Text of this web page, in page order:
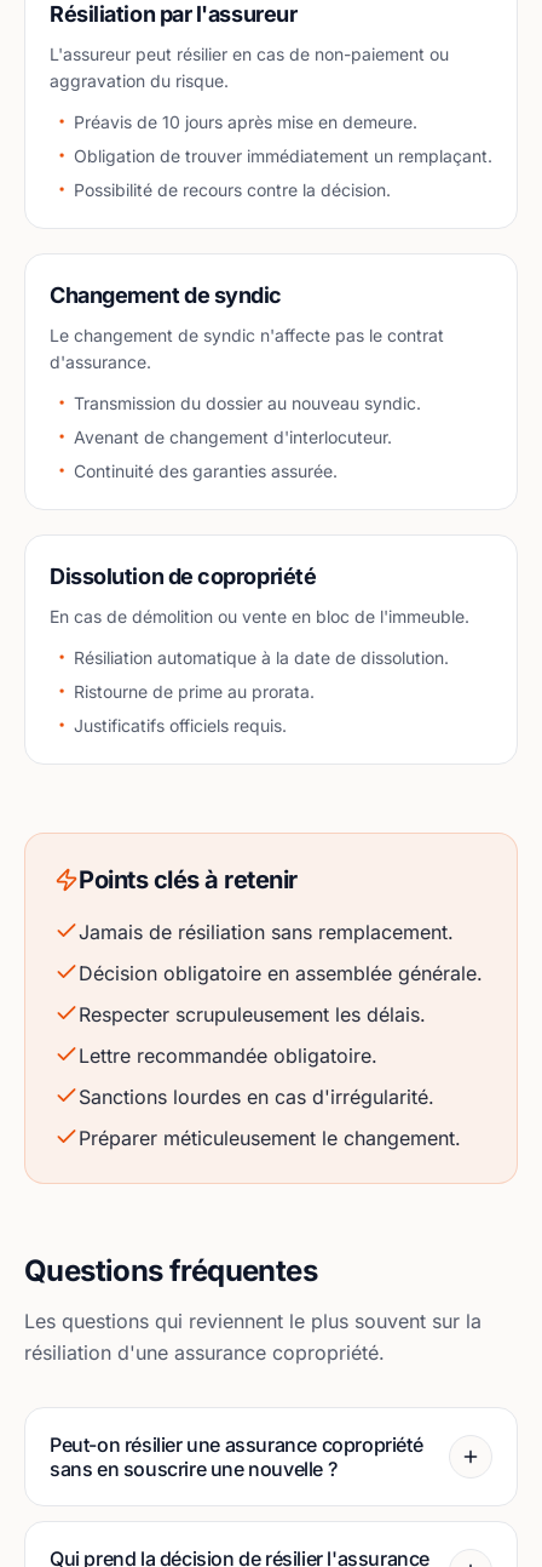
Résiliation par l'assureur
L'assureur peut résilier en cas de non-paiement ou
aggravation du risque.
Préavis de 10 jours après mise en demeure.
Obligation de trouver immédiatement un remplaçant.
Possibilité de recours contre la décision.
Changement de syndic
Le changement de syndic n'affecte pas le contrat
d'assurance.
Transmission du dossier au nouveau syndic.
Avenant de changement d'interlocuteur.
Continuité des garanties assurée.
Dissolution de copropriété
En cas de démolition ou vente en bloc de l'immeuble.
Résiliation automatique à la date de dissolution.
Ristourne de prime au prorata.
Justificatifs officiels requis.
Points clés à retenir
Jamais de résiliation sans remplacement.
Décision obligatoire en assemblée générale.
Respecter scrupuleusement les délais.
Lettre recommandée obligatoire.
Sanctions lourdes en cas d'irrégularité.
Préparer méticuleusement le changement.
Questions fréquentes
Les questions qui reviennent le plus souvent sur la
résiliation d'une assurance copropriété.
Peut-on résilier une assurance copropriété
sans en souscrire une nouvelle ?
Qui prend la décision de résilier l'assurance